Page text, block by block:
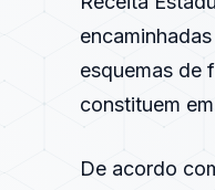
esquemas de
constituem
De acordo